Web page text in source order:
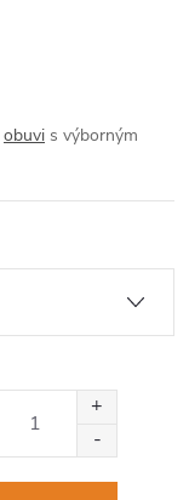
obuvi s výborným